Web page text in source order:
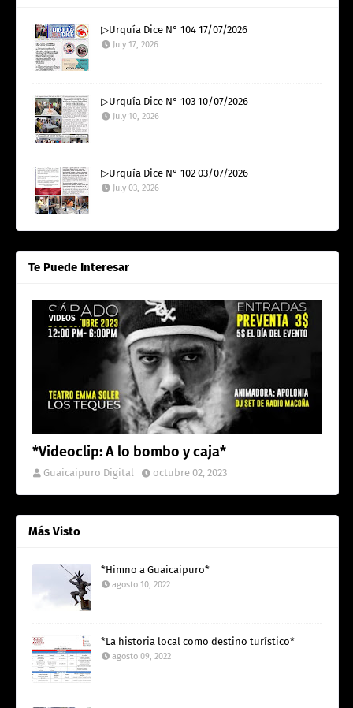
▷Urquía Dice N° 104 17/07/2026
July 17, 2026
▷Urquía Dice N° 103 10/07/2026
July 10, 2026
▷Urquía Dice N° 102 03/07/2026
July 03, 2026
Te Puede Interesar
VIDEOS
*Videoclip: A lo bombo y caja*
Guaicaipuro Digital octubre 02, 2023
Más Visto
*Himno a Guaicaipuro*
agosto 10, 2022
*La historia local como destino turístico*
agosto 09, 2022